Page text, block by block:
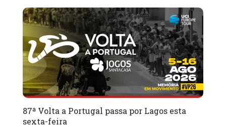
87ª Volta a Portugal passa por Lagos esta
sexta-feira